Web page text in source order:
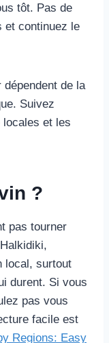
tôt. Pas de
et continuez le
de la
Suivez
et les
?
pas tourner
local, surtout
durent. Si vous
pas vous
facile est
Regions: Easy